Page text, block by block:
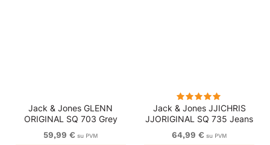
Jack & Jones GLENN
ORIGINAL SQ 703 Grey
Denim
59,99 € su PVM
Jack & Jones JJICHRIS
JJORIGINAL SQ 735 Jeans
Blue Denim
64,99 € su PVM